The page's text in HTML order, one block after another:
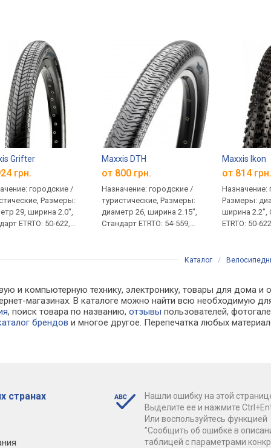
Grifter
грн.
городские /
Размеры:
29, ширина 2.0",
ETRTO: 50-622,
Maxxis DTH
от 800 грн.
Назначение: городские /
туристические, Размеры:
диаметр 26, ширина 2.15",
Стандарт ETRTO: 54-559,
Maxxis Ikon
от 814
Назначение:
Размеры:
ширина 2.2",
ETRTO: 50-
Каталог /
и компьютерную технику, электронику, товары для дома
магазинах. В каталоге можно найти всю необходимую
, поиск товара по названию,отзывы пользователей,
брендов и многое другое. Перепечатка любых
странах
Нашли ошибку на этой
Выделите ее и нажмите
Или воспользуйтесь функцией
"Сообщить об ошибке в
таблицей с параметрами